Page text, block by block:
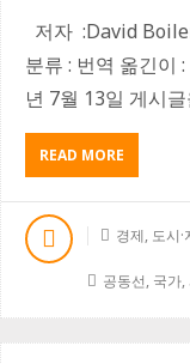
저자 :David
분류 : 번역 옮긴이
년 7월 13일 게시
READ MORE
B
O
T
행
폴
경제, 도시·
공동선, 국가,